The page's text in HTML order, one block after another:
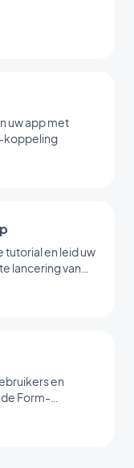
uw app met
koppeling
en leid uw
lancering van
en
Form-